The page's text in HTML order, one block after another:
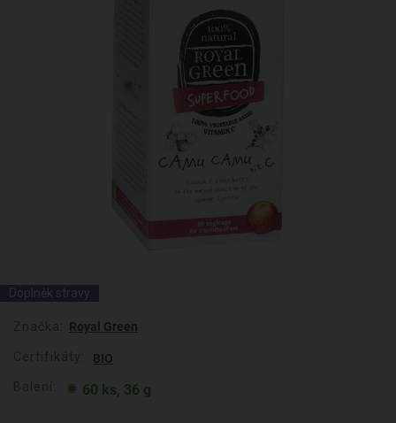
Doplněk stravy
Royal Green
BIO
60 ks, 36 g